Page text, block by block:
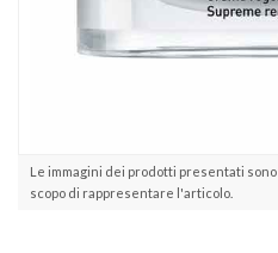
Le immagini dei prodotti presentati
scopo di rappresentare l'articolo.